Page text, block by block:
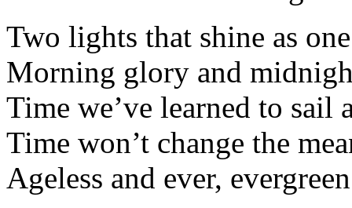
Two lights that shine as one
Morning glory and
Time we’ve learned to sail
Time won’t change the
Ageless and ever, evergreen